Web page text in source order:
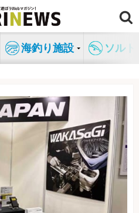
海釣り施設 ソル